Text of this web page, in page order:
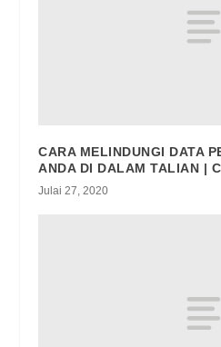
CARA MELINDUNGI DATA
ANDA DI DALAM TALIAN |
Julai 27, 2020